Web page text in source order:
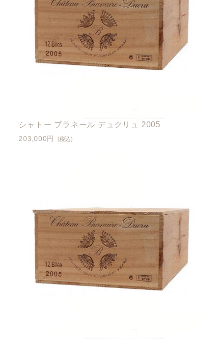
シャトー ブラネール デュクリュ 2005
203,000円 (税込)